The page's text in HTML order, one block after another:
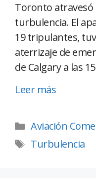
Toronto atravesó
turbulencia. El
19 tripulantes,
aterrizaje de
de Calgary a las
Leer más
Aviación
Turbulencia